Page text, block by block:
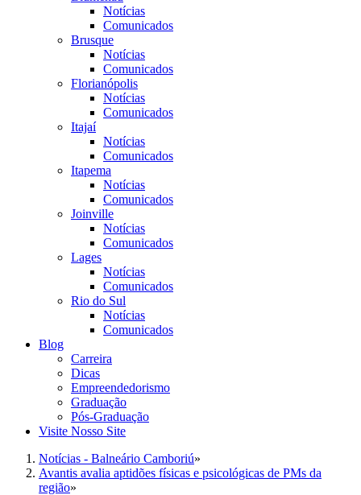
Notícias
Comunicados
Brusque
Notícias
Comunicados
Florianópolis
Notícias
Comunicados
Itajaí
Notícias
Comunicados
Itapema
Notícias
Comunicados
Joinville
Notícias
Comunicados
Lages
Notícias
Comunicados
Rio do Sul
Notícias
Comunicados
Blog
Carreira
Dicas
Empreendedorismo
Graduação
Pós-Graduação
Visite Nosso Site
Notícias - Balneário Camboriú»
Avantis avalia aptidões físicas e psicológicas de PMs da
região»